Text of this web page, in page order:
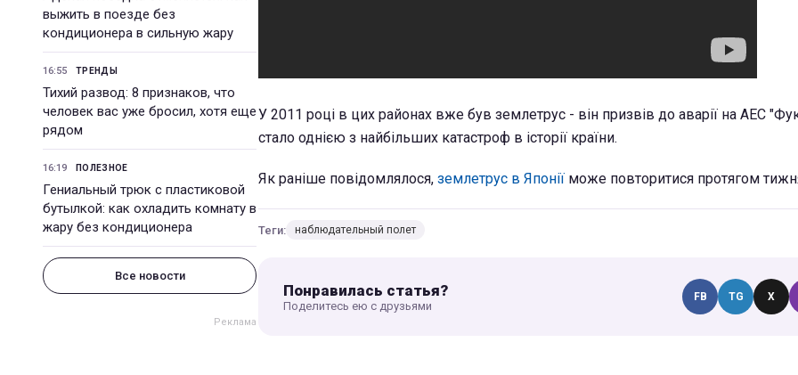
выжить в поезде без
кондиционера в сильную жару
16:55 ТРЕНДЫ
Тихий развод: 8 признаков, что
человек вас уже бросил, хотя еще
рядом
16:19 ПОЛЕЗНОЕ
Гениальный трюк с пластиковой
бутылкой: как охладить комнату в
жару без кондиционера
Все новости
У 2011 році в цих районах вже був землетрус - він призвів до аварії на АЕС
стало однією з найбільших катастроф в історії країни.
Як раніше повідомлялося, землетрус в Японії може повторитися протягом
Теги: наблюдательный полет
Понравилась статья?
Поделитесь ею с друзьями
FB TG X